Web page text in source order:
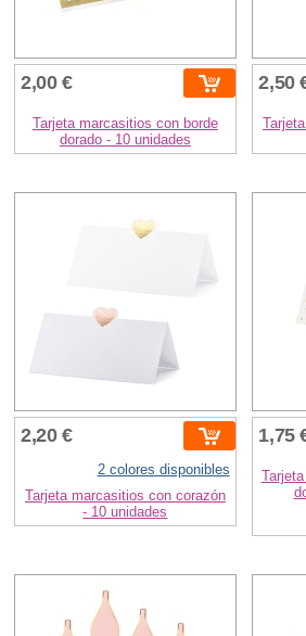
2,00 €
Tarjeta marcasitios con borde
dorado - 10 unidades
2,50
2,20 €
2 colores disponibles
Tarjeta marcasitios con corazón
- 10 unidades
1,75